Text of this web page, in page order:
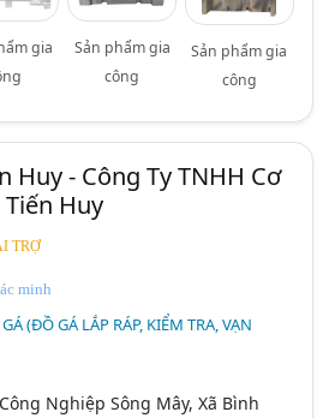
gia
Sản phẩm gia
công
Sản phẩm gia
công
Huy - Công Ty TNHH Cơ
Huy
TRỢ
minh
(ĐỒ GÁ LẮP RÁP, KIỂM TRA, VẠN
Nghiệp Sông Mây, Xã Bình